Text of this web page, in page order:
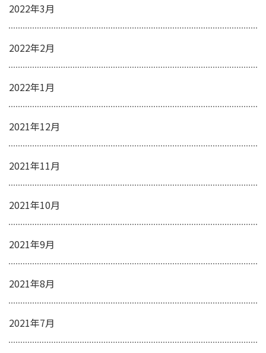
2022年3月
2022年2月
2022年1月
2021年12月
2021年11月
2021年10月
2021年9月
2021年8月
2021年7月